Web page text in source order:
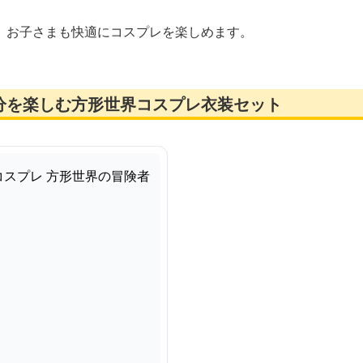
子さまも快適にコスプレを楽しめます。
楽しむ方形世界コスプレ衣装セット